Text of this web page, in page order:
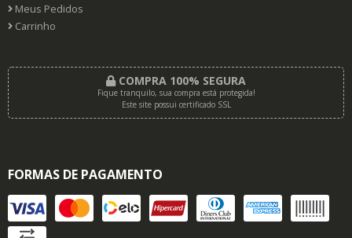
Meus Pedidos
Carrinho
COMPRA 100% SEGURA
Fique tranquilo, sua compra está protegida!
Este site possui certificado SSL
FORMAS DE PAGAMENTO